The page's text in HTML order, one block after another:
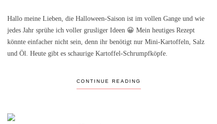
Hallo meine Lieben, die Halloween-Saison ist im vollen Gange und wie
jedes Jahr sprühe ich voller grusliger Ideen 😀 Mein heutiges Rezept
könnte einfacher nicht sein, denn ihr benötigt nur Mini-Kartoffeln, Salz
und Öl. Heute gibt es schaurige Kartoffel-Schrumpfköpfe.
CONTINUE READING